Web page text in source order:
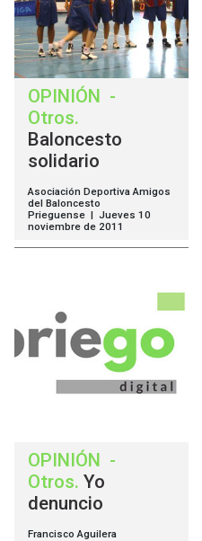
OPINIÓN -
Otros.
Baloncesto
solidario
Asociación Deportiva Amigos
del Baloncesto
Prieguense | Jueves 10
noviembre de 2011
OPINIÓN -
Otros. Yo
denuncio
Francisco Aguilera